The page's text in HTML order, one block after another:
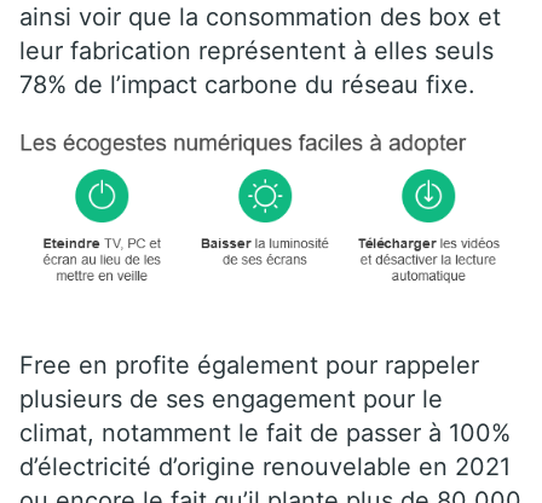
ainsi voir que la consommation des box et
leur fabrication représentent à elles seuls
78% de l’impact carbone du réseau fixe.
Free en profite également pour rappeler
plusieurs de ses engagement pour le
climat, notamment le fait de passer à 100%
d’électricité d’origine renouvelable en 2021